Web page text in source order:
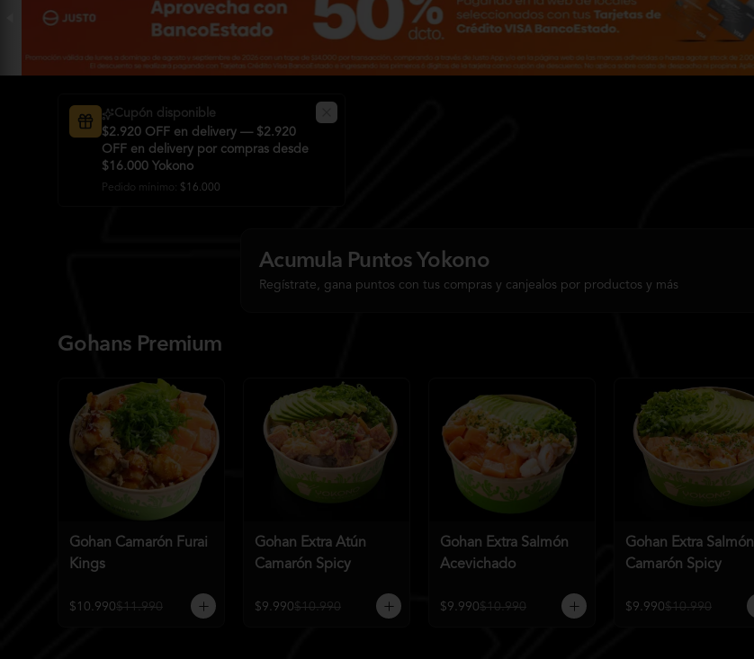
Cupón disponible
$2.920 OFF en delivery — $2.920
OFF en delivery por compras desde
$16.000 Yokono
Pedido mínimo: $16.000
Acumula Puntos Yokono
Regístrate, gana puntos con tus compras y canjealos por productos y más
Gohans Premium
Gohan Camarón Furai
Kings
$10.990$11.990
Gohan Extra Atún
Camarón Spicy
$9.990$10.990
Gohan Extra Salmón
Acevichado
$9.990$10.990
Gohan Extra Salmón
Camarón Spicy
$9.990$10.990